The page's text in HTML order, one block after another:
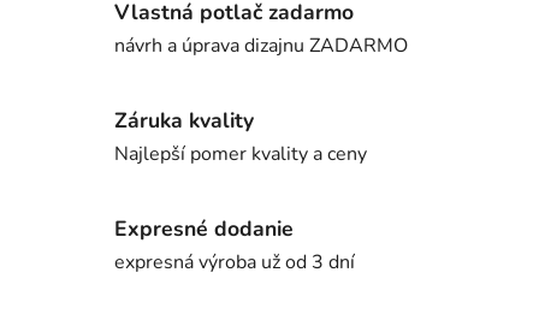
Vlastná potlač zadarmo
návrh a úprava dizajnu ZADARMO
Záruka kvality
Najlepší pomer kvality a ceny
Expresné dodanie
expresná výroba už od 3 dní